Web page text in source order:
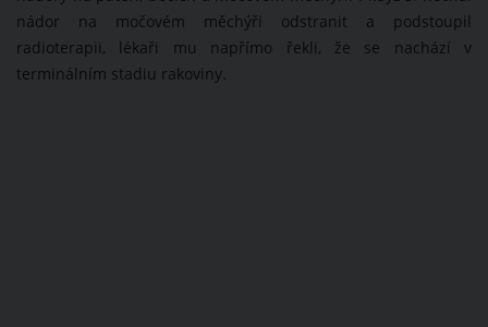
nádor na močovém měchýři odstranit a podstoupil
radioterapii, lékaři mu napřímo řekli, že se nachází v
terminálním stadiu rakoviny.